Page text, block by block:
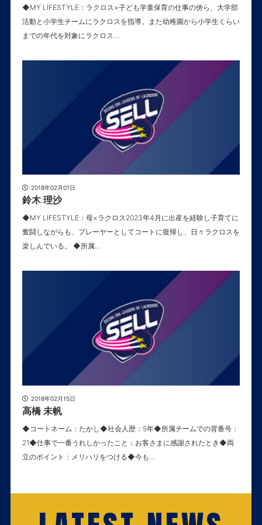
◆MY LIFESTYLE：ラクロス×子ども学童保育の仕事の傍ら、大学部
活動と小学生チームにラクロスを指導。また幼稚園から小学生くらい
までの年代を対象にラクロス…
2018年02月01日
鈴木 理沙
◆MY LIFESTYLE：母×ラクロス2023年4月に出産を経験し子育てに
奮闘しながらも、プレーヤーとしてコートに復帰し、日々ラクロスを
楽しんでいる。 ◆所属…
2018年02月15日
高橋 未帆
◆コートネーム：たかし◆社会人歴：5年◆所属チームでの背番号：
21◆仕事で一番うれしかったこと：お客さまに感謝されたとき◆両
立のポイント：メリハリをつける◆今も…